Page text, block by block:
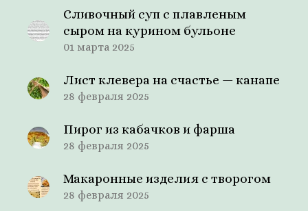
Сливочный суп с плавленым
сыром на курином бульоне
01 марта 2025
Лист клевера на счастье — канапе
28 февраля 2025
Пирог из кабачков и фарша
28 февраля 2025
Макаронные изделия с творогом
28 февраля 2025